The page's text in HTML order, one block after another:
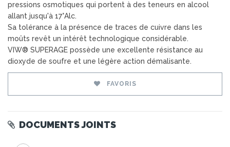
pressions osmotiques qui portent à des teneurs en alcool
allant jusqu'à 17°Alc.
Sa tolérance à la présence de traces de cuivre dans les
moûts revêt un intérêt technologique considérable.
VIW® SUPERAGE possède une excellente résistance au
dioxyde de soufre et une légère action démalisante.
FAVORIS
DOCUMENTS JOINTS